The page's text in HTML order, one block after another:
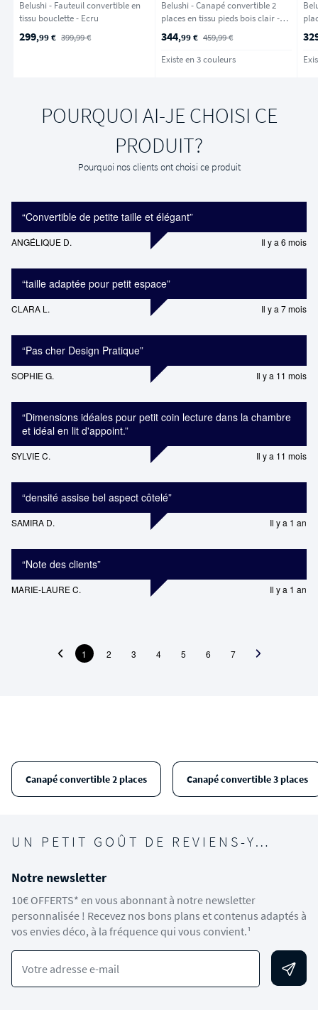
Belushi - Fauteuil convertible en
tissu bouclette - Ecru
299,99 € 399,99 €
Belushi - Canapé convertible 2
places en tissu pieds bois clair -
Beige chiné
344,99 € 459,99 €
Existe en 3 couleurs
-
POURQUOI AI-JE CHOISI CE
PRODUIT?
Pourquoi nos clients ont choisi ce produit
“Convertible de petite taille et élégant”
ANGÉLIQUE D. Il y a 6 mois
“taille adaptée pour petit espace”
CLARA L. Il y a 7 mois
“Pas cher Design Pratique”
SOPHIE G. Il y a 11 mois
“Dimensions idéales pour petit coin lecture dans la chambre
et idéal en lit d'appoint.”
SYLVIE C. Il y a 11 mois
“densité assise bel aspect côtelé”
SAMIRA D. Il y a 1 an
“Note des clients”
MARIE-LAURE C. Il y a 1 an
1 2 3 4 5 6 7
Canapé convertible 2 places Canapé convertible 3 places
UN PETIT GOÛT DE REVIENS-Y…
Notre newsletter
10€ OFFERTS* en vous abonnant à notre newsletter
personnalisée ! Recevez nos bons plans et contenus adaptés à
vos envies déco, à la fréquence qui vous convient.¹
Votre adresse e-mail